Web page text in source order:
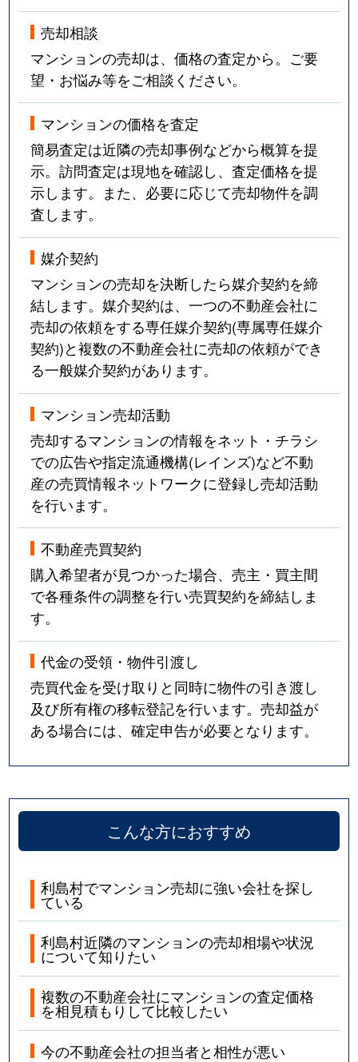
売却相談
マンションの売却は、価格の査定から。ご要
望・お悩み等をご相談ください。
マンションの価格を査定
簡易査定は近隣の売却事例などから概算を提
示。訪問査定は現地を確認し、査定価格を提
示します。また、必要に応じて売却物件を調
査します。
媒介契約
マンションの売却を決断したら媒介契約を締
結します。媒介契約は、一つの不動産会社に
売却の依頼をする専任媒介契約(専属専任媒介
契約)と複数の不動産会社に売却の依頼ができ
る一般媒介契約があります。
マンション売却活動
売却するマンションの情報をネット・チラシ
での広告や指定流通機構(レインズ)など不動
産の売買情報ネットワークに登録し売却活動
を行います。
不動産売買契約
購入希望者が見つかった場合、売主・買主間
で各種条件の調整を行い売買契約を締結しま
す。
代金の受領・物件引渡し
売買代金を受け取りと同時に物件の引き渡し
及び所有権の移転登記を行います。売却益が
ある場合には、確定申告が必要となります。
こんな方におすすめ
利島村でマンション売却に強い会社を探し
ている
利島村近隣のマンションの売却相場や状況
について知りたい
複数の不動産会社にマンションの査定価格
を相見積もりして比較したい
今の不動産会社の担当者と相性が悪い